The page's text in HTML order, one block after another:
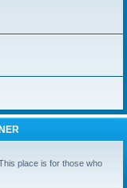
place is for those who